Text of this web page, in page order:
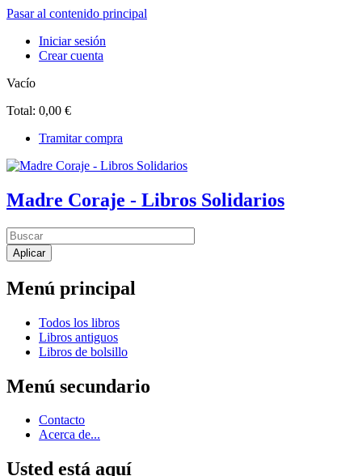
Pasar al contenido principal
Iniciar sesión
Crear cuenta
Vacío
Total: 0,00 €
Tramitar compra
Madre Coraje - Libros Solidarios
Menú principal
Todos los libros
Libros antiguos
Libros de bolsillo
Menú secundario
Contacto
Acerca de...
Usted está aquí